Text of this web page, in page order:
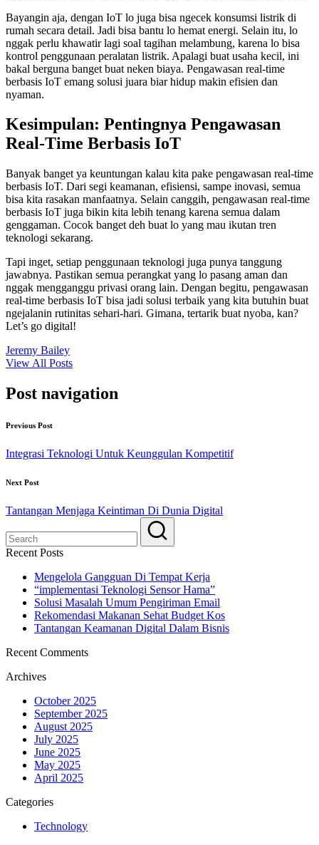
Bayangin aja, dengan IoT lo juga bisa ngecek konsumsi listrik di
rumah secara detail. Jadi bisa bantu lo hemat energi. Selain itu, lo
nggak perlu khawatir lagi soal tagihan melambung, karena lo bisa
kontrol penggunaan peralatan listrik. Apalagi buat usaha kecil, ini
bakal berguna banget buat neken biaya. Pengawasan real-time
berbasis IoT emang solusi juara biar hidup makin efisien dan
nyaman.
Kesimpulan: Pentingnya Pengawasan
Real-Time Berbasis IoT
Banyak banget ya keuntungan kalau kita pake pengawasan real-time
berbasis IoT. Dari segi keamanan, efisiensi, sampe inovasi, semua
bisa kita rasakan manfaatnya. Selain canggih, pengawasan real-time
berbasis IoT juga bikin kita lebih tenang karena semua dalam
genggaman. Cocok banget deh buat lo yang mau ikutan tren
teknologi sekarang.
Tapi inget, setiap penggunaan teknologi juga punya tanggung
jawabnya. Pastikan semua perangkat yang lo pasang aman dan
nggak mengganggu privasi orang lain. Dengan begitu, pengawasan
real-time berbasis IoT bisa jadi solusi terbaik yang kita butuhin buat
ngejalanin rutinitas sehari-hari. Gimana, tertarik buat nyoba, kan?
Let’s go digital!
Jeremy Bailey
View All Posts
Post navigation
Previous Post
Integrasi Teknologi Untuk Keunggulan Kompetitif
Next Post
Tantangan Menjaga Keintiman Di Dunia Digital
Recent Posts
Mengelola Gangguan Di Tempat Kerja
“implementasi Teknologi Sensor Hama”
Solusi Masalah Umum Pengiriman Email
Rekomendasi Makanan Sehat Budget Kos
Tantangan Keamanan Digital Dalam Bisnis
Recent Comments
Archives
October 2025
September 2025
August 2025
July 2025
June 2025
May 2025
April 2025
Categories
Technology